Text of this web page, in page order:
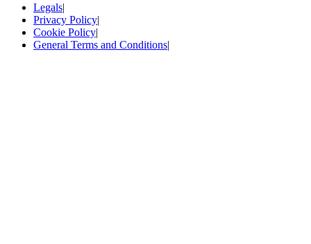
Legals|
Privacy Policy|
Cookie Policy|
General Terms and Conditions|